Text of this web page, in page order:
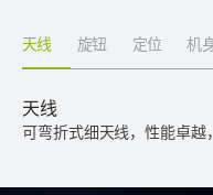
天线 旋钮 定位 机
天线
可弯折式细天线，性能卓越